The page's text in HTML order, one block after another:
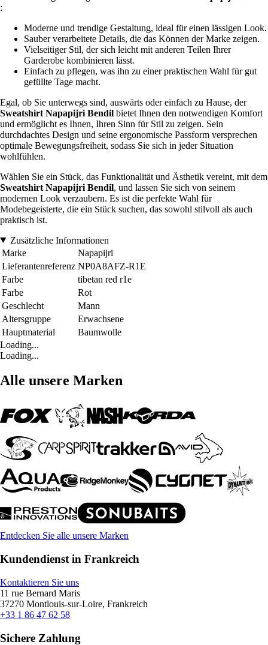
:
Moderne und trendige Gestaltung, ideal für einen lässigen Look.
Sauber verarbeitete Details, die das Können der Marke zeigen.
Vielseitiger Stil, der sich leicht mit anderen Teilen Ihrer
Garderobe kombinieren lässt.
Einfach zu pflegen, was ihn zu einer praktischen Wahl für gut
gefüllte Tage macht.
Egal, ob Sie unterwegs sind, auswärts oder einfach zu Hause, der
Sweatshirt Napapijri Bendil bietet Ihnen den notwendigen Komfort
und ermöglicht es Ihnen, Ihren Sinn für Stil zu zeigen. Sein
durchdachtes Design und seine ergonomische Passform versprechen
optimale Bewegungsfreiheit, sodass Sie sich in jeder Situation
wohlfühlen.
Wählen Sie ein Stück, das Funktionalität und Ästhetik vereint, mit dem
Sweatshirt Napapijri Bendil, und lassen Sie sich von seinem
modernen Look verzaubern. Es ist die perfekte Wahl für
Modebegeisterte, die ein Stück suchen, das sowohl stilvoll als auch
praktisch ist.
Zusätzliche Informationen
Marke
Napapijri
Lieferantenreferenz NP0A8AFZ-R1E
Farbe
tibetan red r1e
Farbe
Rot
Geschlecht
Mann
Altersgruppe
Erwachsene
Hauptmaterial
Baumwolle
Loading...
Loading...
Alle unsere Marken
Entdecken Sie alle unsere Marken
Kundendienst in Frankreich
Kontaktieren Sie uns
11 rue Bernard Maris
37270 Montlouis-sur-Loire, Frankreich
+33 1 86 47 62 58
Sichere Zahlung